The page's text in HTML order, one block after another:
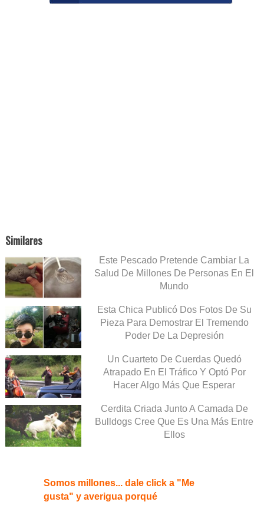
Similares
Este Pescado Pretende Cambiar La
Salud De Millones De Personas En El
Mundo
Esta Chica Publicó Dos Fotos De Su
Pieza Para Demostrar El Tremendo
Poder De La Depresión
Un Cuarteto De Cuerdas Quedó
Atrapado En El Tráfico Y Optó Por
Hacer Algo Más Que Esperar
Cerdita Criada Junto A Camada De
Bulldogs Cree Que Es Una Más Entre
Ellos
Somos millones... dale click a "Me
gusta" y averigua porqué